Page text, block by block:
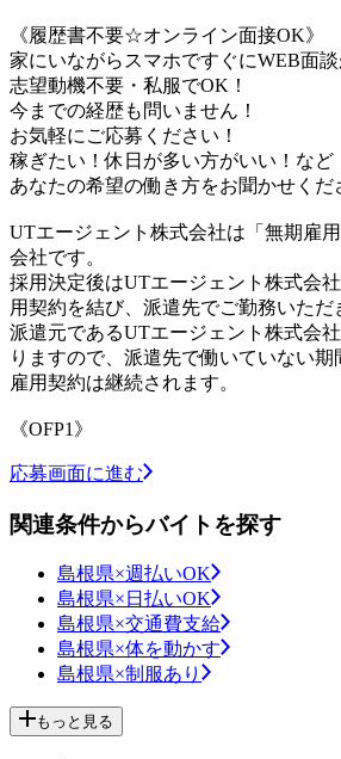
《履歴書不要☆オンライン面接OK》
家にいながらスマホですぐにWEB面
志望動機不要・私服でOK！
今までの経歴も問いません！
お気軽にご応募ください！
稼ぎたい！休日が多い方がいい！など
あなたの希望の働き方をお聞かせくだ
UTエージェント株式会社は「無期雇
会社です。
採用決定後はUTエージェント株式会
用契約を結び、派遣先でご勤務いただ
派遣元であるUTエージェント株式会
りますので、派遣先で働いていない
雇用契約は継続されます。
《OFP1》
応募画面に進む
関連条件からバイトを探す
島根県×週払いOK
島根県×日払いOK
島根県×交通費支給
島根県×体を動かす
島根県×制服あり
もっと見る